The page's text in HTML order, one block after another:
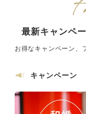
最新キャンペ
お得なキャンペーン、
キャンペーン